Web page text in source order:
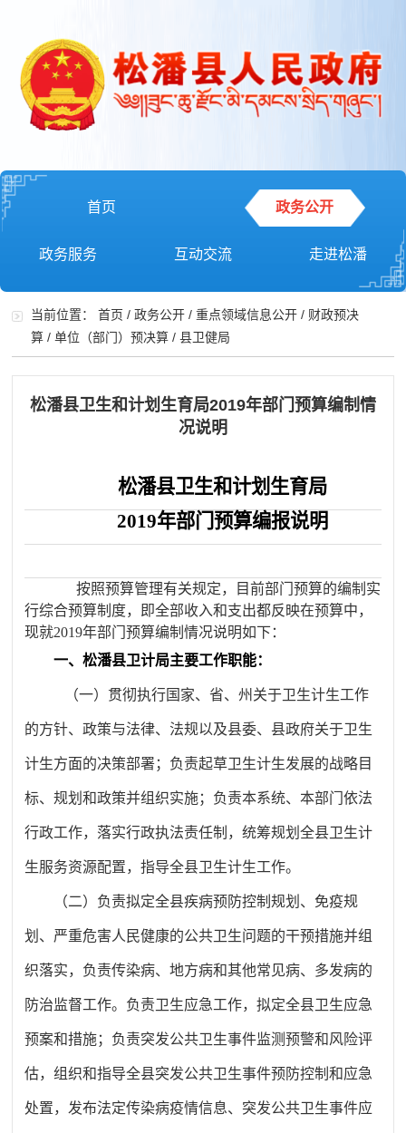
首页 政务公开
政务服务 互动交流 走进松潘
当前位置：首页 /政务公开 /重点领域信息公开 / 财政预决
算 /单位（部门）预决算 /县卫健局
松潘县卫生和计划生育局2019年部门预算编制情
况说明
松潘县卫生和计划生育局
2019年部门预算编报说明
按照预算管理有关规定，目前部门预算的编制实
行综合预算制度，即全部收入和支出都反映在预算中，
现就2019年部门预算编制情况说明如下：
一、松潘县卫计局主要工作职能：
（一）贯彻执行国家、省、州关于卫生计生工作
的方针、政策与法律、法规以及县委、县政府关于卫生
计生方面的决策部署；负责起草卫生计生发展的战略目
标、规划和政策并组织实施；负责本系统、本部门依法
行政工作，落实行政执法责任制，统筹规划全县卫生计
生服务资源配置，指导全县卫生计生工作。
（二）负责拟定全县疾病预防控制规划、免疫规
划、严重危害人民健康的公共卫生问题的干预措施并组
织落实，负责传染病、地方病和其他常见病、多发病的
防治监督工作。负责卫生应急工作，拟定全县卫生应急
预案和措施；负责突发公共卫生事件监测预警和风险评
估，组织和指导全县突发公共卫生事件预防控制和应急
处置，发布法定传染病疫情信息、突发公共卫生事件应